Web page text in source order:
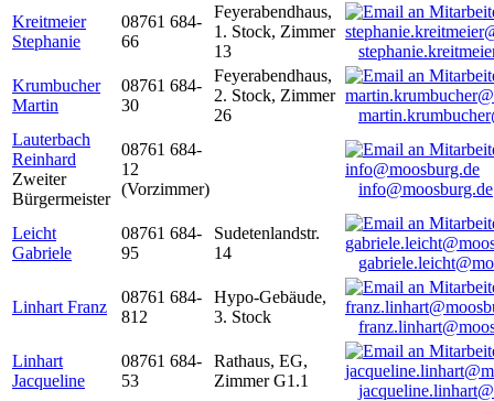
Kreitmeier
Stephanie
08761 684-
66
Feyerabendhaus,
1. Stock, Zimmer
13
Krumbucher
Martin
08761 684-
30
Feyerabendhaus,
2. Stock, Zimmer
26
Lauterbach
Reinhard
Zweiter
Bürgermeister
08761 684-
12
(Vorzimmer)
info@moosburg.de
Leicht
Gabriele
08761 684-
95
Sudetenlandstr.
14
Linhart Franz
08761 684-
812
Hypo-Gebäude,
3. Stock
Linhart
Jacqueline
08761 684-
53
Rathaus, EG,
Zimmer G1.1